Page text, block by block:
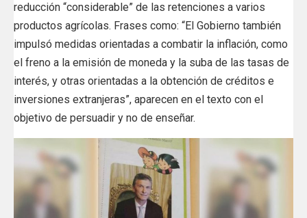
reducción “considerable” de las retenciones a varios
productos agrícolas. Frases como: “El Gobierno también
impulsó medidas orientadas a combatir la inflación, como
el freno a la emisión de moneda y la suba de las tasas de
interés, y otras orientadas a la obtención de créditos e
inversiones extranjeras”, aparecen en el texto con el
objetivo de persuadir y no de enseñar.